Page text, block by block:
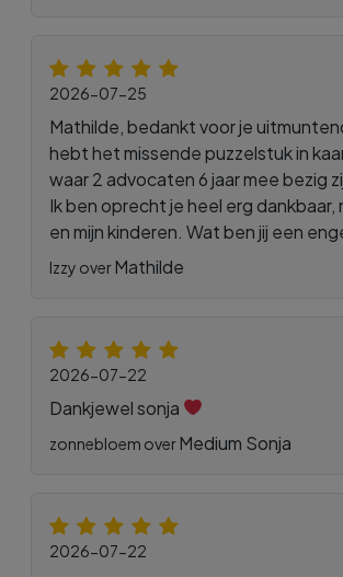
2026-07-25
Mathilde, bedankt voor je
hebt het missende puzzelstuk in
waar 2 advocaten 6 jaar mee bezig
Ik ben oprecht je heel erg dankbaar,
en mijn kinderen. Wat ben jij een
Izzy overMathilde
2026-07-22
Dankjewel sonja
zonnebloem overMedium Sonja
2026-07-22